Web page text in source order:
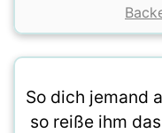
So dich jemand
so reiße ihm